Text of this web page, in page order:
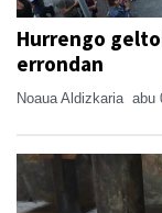
Hurrengo
errondan
Noaua Aldizkaria abu